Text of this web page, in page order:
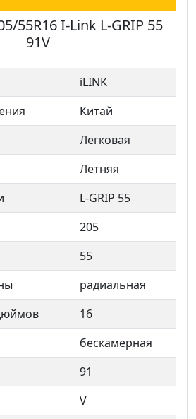
55R16 I-Link L-GRIP 55
91V
iLINK
Китай
Легковая
Летняя
L-GRIP 55
205
55
радиальная
16
бескамерная
91
V